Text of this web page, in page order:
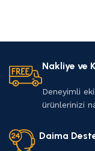
Nakliye ve
Deneyimli
ürünlerinizi
Daima